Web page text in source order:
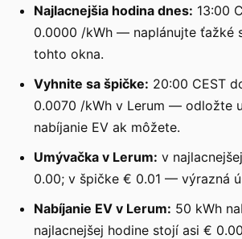
Najlacnejšia hodina dnes: 13:00
0.0000 /kWh — naplánujte ťažké
tohto okna.
Vyhnite sa špičke: 20:00 CEST
0.0070 /kWh v Lerum — odložte
nabíjanie EV ak môžete.
Umývačka v Lerum: v
0.00; v špičke € 0.01 — výrazná
Nabíjanie EV v Lerum: 50 kWh
najlacnejšej hodine stojí asi €